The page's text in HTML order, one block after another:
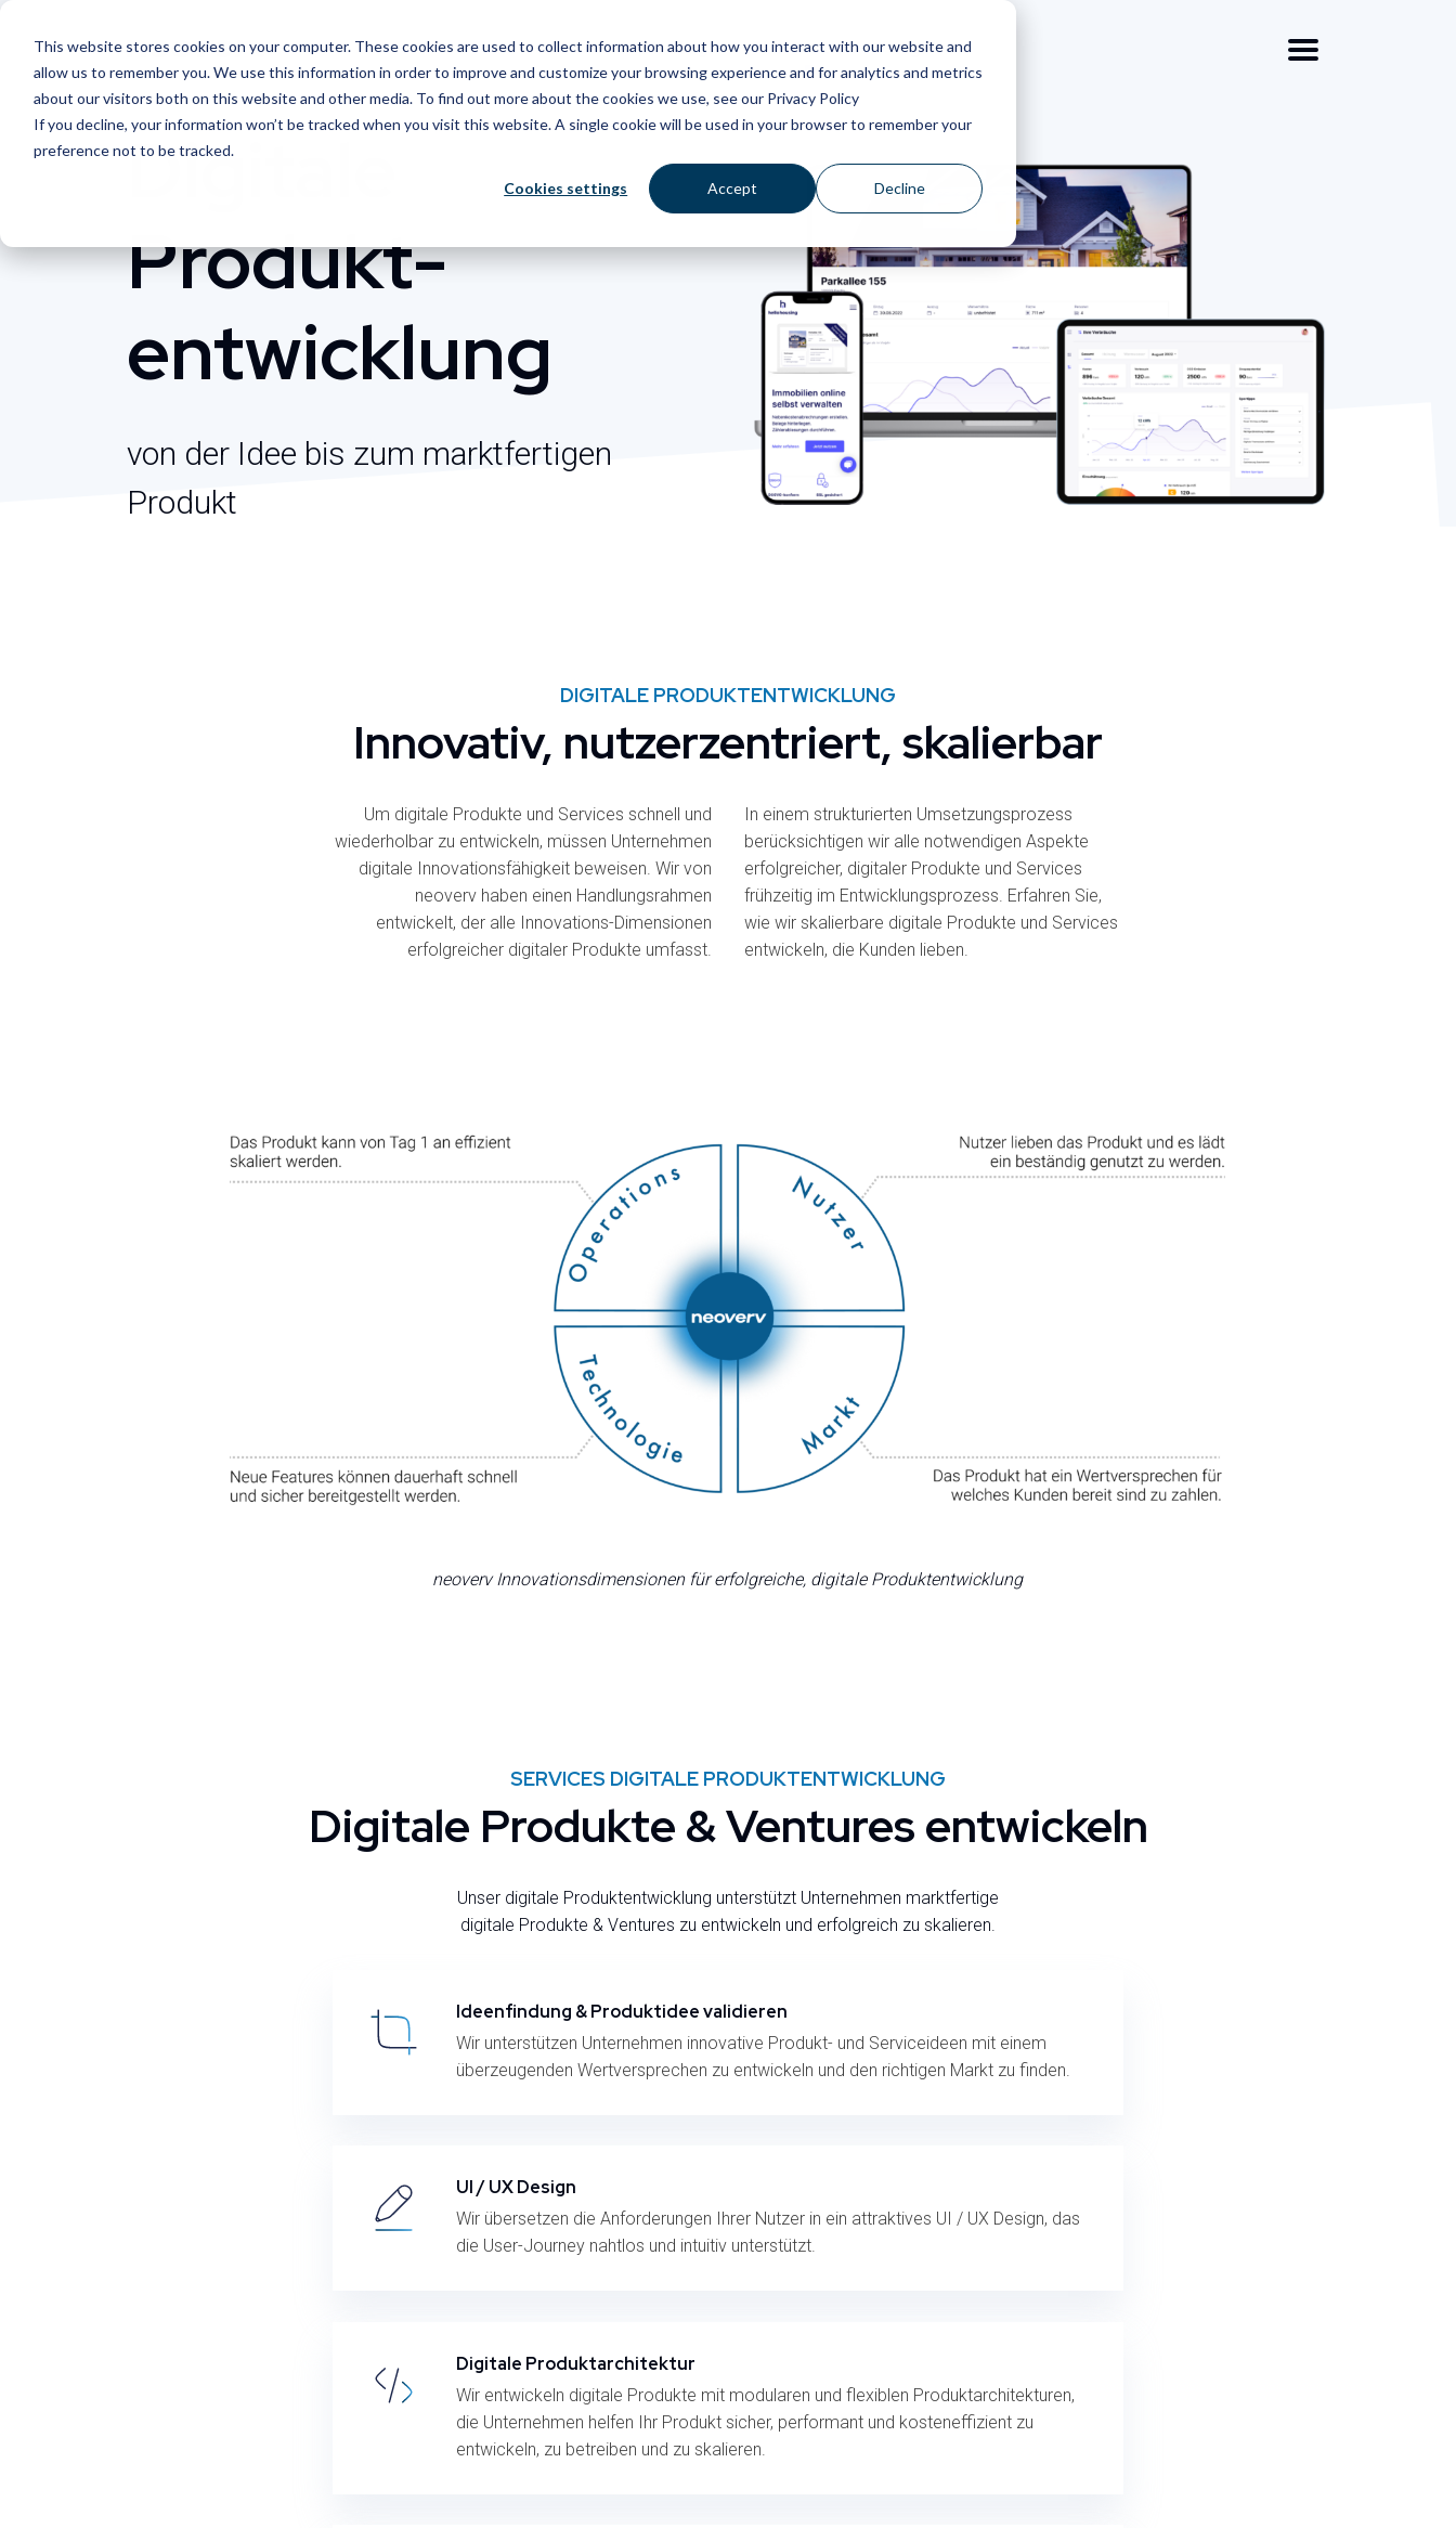
This website stores cookies on your computer. These cookies are used to collect information about how you interact with our website and
allow us to remember you. We use this information in order to improve and customize your browsing experience and for analytics and metrics
about our visitors both on this website and other media. To find out more about the cookies we use, see our Privacy Policy
If you decline, your information won’t be tracked when you visit this website. A single cookie will be used in your browser to remember your
preference not to be tracked.
Cookies settings Accept Decline
Digitale
Produkt­
entwicklung
von der Idee bis zum marktfertigen
Produkt
DIGITALE PRODUKTENTWICKLUNG
Innovativ, nutzerzentriert, skalierbar
Um digitale Produkte und Services schnell und
wiederholbar zu entwickeln, müssen Unternehmen
digitale Innovationsfähigkeit beweisen. Wir von
neoverv haben einen Handlungsrahmen
entwickelt, der alle Innovations-Dimensionen
erfolgreicher digitaler Produkte umfasst.
In einem strukturierten Umsetzungsprozess
berücksichtigen wir alle notwendigen Aspekte
erfolgreicher, digitaler Produkte und Services
frühzeitig im Entwicklungsprozess. Erfahren Sie,
wie wir skalierbare digitale Produkte und Services
entwickeln, die Kunden lieben.
neoverv Innovationsdimensionen für erfolgreiche, digitale Produktentwicklung
SERVICES DIGITALE PRODUKTENTWICKLUNG
Digitale Produkte & Ventures entwickeln
Unser digitale Produktentwicklung unterstützt Unternehmen marktfertige
digitale Produkte & Ventures zu entwickeln und erfolgreich zu skalieren.
Ideenfindung & Produktidee validieren
Wir unterstützen Unternehmen innovative Produkt- und Serviceideen mit einem
überzeugenden Wertversprechen zu entwickeln und den richtigen Markt zu finden.
UI / UX Design
Wir übersetzen die Anforderungen Ihrer Nutzer in ein attraktives UI / UX Design, das
die User-Journey nahtlos und intuitiv unterstützt.
Digitale Produktarchitektur
Wir entwickeln digitale Produkte mit modularen und flexiblen Produktarchitekturen,
die Unternehmen helfen Ihr Produkt sicher, performant und kosteneffizient zu
entwickeln, zu betreiben und zu skalieren.
Strategie Innovation Agil